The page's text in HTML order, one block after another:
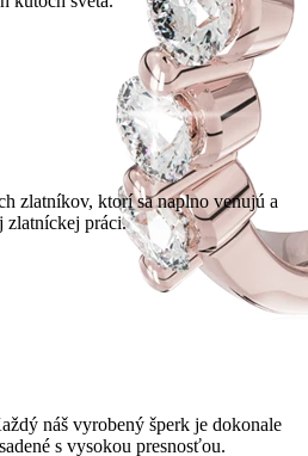
zlatníkov, ktorí sa naplno venujú a
práci.
náš vyrobený šperk je dokonale
s vysokou presnosťou.